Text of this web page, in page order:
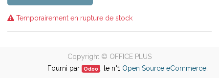
Temporairement en rupture de stock
Copyright © OFFICE PLUS
Fourni par
Odoo , le n°1 Open Source eCommerce